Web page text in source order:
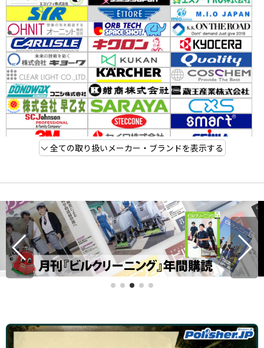
全ての取り扱いメーカー・ブランドを表示する